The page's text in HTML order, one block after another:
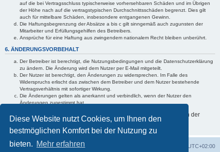
Diese Website nutzt Cookies, um Ihnen den
bestmöglichen Komfort bei der Nutzung zu
bieten. Mehr erfahren
auf die bei Vertragsschluss typischerweise vorhersehbaren Schäden und im Übrigen
der Höhe nach auf die vertragstypischen Durchschnittsschäden begrenzt. Dies gilt
auch für mittelbare Schäden, insbesondere entgangenen Gewinn.
Die Haftungsbegrenzung der Absätze a bis c gilt sinngemäß auch zugunsten der
Mitarbeiter und Erfüllungsgehilfen des Betreibers.
Ansprüche für eine Haftung aus zwingendem nationalem Recht bleiben unberührt.
6. ÄNDERUNGSVORBEHALT
Der Betreiber ist berechtigt, die Nutzungsbedingungen und die Datenschutzerklärung
zu ändern. Die Änderung wird dem Nutzer per E-Mail mitgeteilt.
Der Nutzer ist berechtigt, den Änderungen zu widersprechen. Im Falle des
Widerspruchs erlischt das zwischen dem Betreiber und dem Nutzer bestehende
Vertragsverhältnis mit sofortiger Wirkung.
Die Änderungen gelten als anerkannt und verbindlich, wenn der Nutzer den
Änderungen zugestimmt hat.
Informationen über den Umgang mit Ihren persönlichen Daten sind in der
Datenschutzerklärung enthalten.
Foren-Übersicht UTC+02:00